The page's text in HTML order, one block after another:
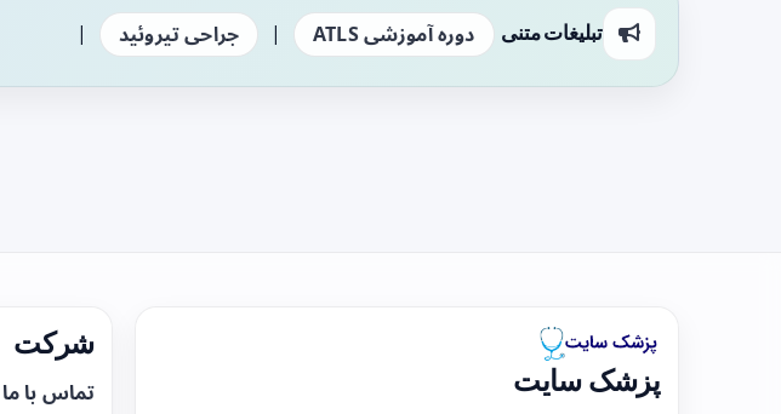
تبلیغات متنی دوره آموزشی ATLS | جراحی تیروئید |
پزشک سایت
شرکت
تماس با ما